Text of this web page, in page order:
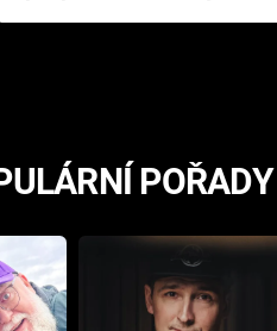
přichází s neodolatelnou